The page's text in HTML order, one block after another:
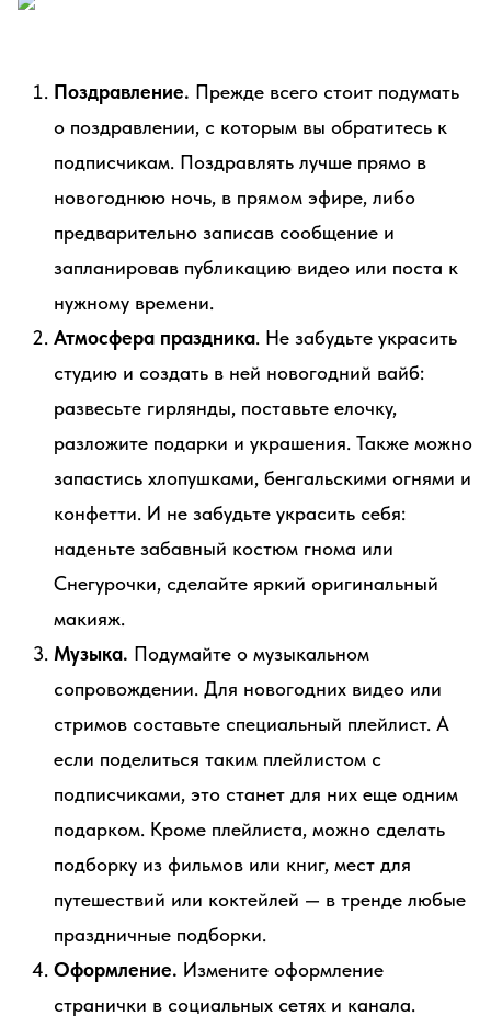
Поздравление. Прежде всего стоит подумать
о поздравлении, с которым вы обратитесь к
подписчикам. Поздравлять лучше прямо в
новогоднюю ночь, в прямом эфире, либо
предварительно записав сообщение и
запланировав публикацию видео или поста к
нужному времени.
Атмосфера праздника. Не забудьте украсить
студию и создать в ней новогодний вайб:
развесьте гирлянды, поставьте елочку,
разложите подарки и украшения. Также можно
запастись хлопушками, бенгальскими огнями и
конфетти. И не забудьте украсить себя:
наденьте забавный костюм гнома или
Снегурочки, сделайте яркий оригинальный
макияж.
Музыка. Подумайте о музыкальном
сопровождении. Для новогодних видео или
стримов составьте специальный плейлист. А
если поделиться таким плейлистом с
подписчиками, это станет для них еще одним
подарком. Кроме плейлиста, можно сделать
подборку из фильмов или книг, мест для
путешествий или коктейлей — в тренде любые
праздничные подборки.
Оформление. Измените оформление
странички в социальных сетях и канала.